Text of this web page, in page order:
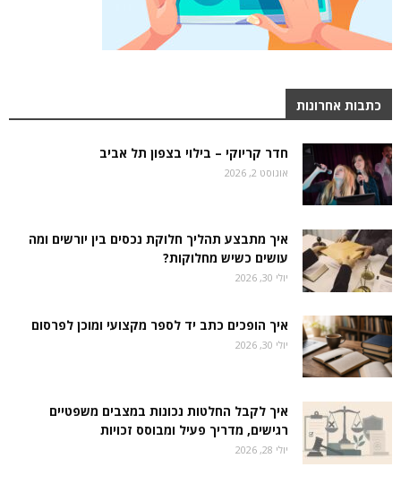
כתבות אחרונות
חדר קריוקי – בילוי בצפון תל אביב
אוגוסט 2, 2026
איך מתבצע תהליך חלוקת נכסים בין יורשים ומה
עושים כשיש מחלוקות?
יולי 30, 2026
איך הופכים כתב יד לספר מקצועי ומוכן לפרסום
יולי 30, 2026
איך לקבל החלטות נכונות במצבים משפטיים
רגישים, מדריך פעיל ומבוסס זכויות
יולי 28, 2026